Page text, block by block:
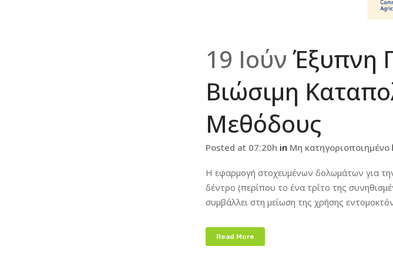
19 Ιούν Έξυπνη
Βιώσιμη
Μεθόδους
Posted at 07:20h in Μη κατηγοριοποιημένο
Η εφαρμογή στοχευμένων δολωμάτων για
δέντρο (περίπου το ένα τρίτο της
συμβάλλει στη μείωση της χρήσης
Read More